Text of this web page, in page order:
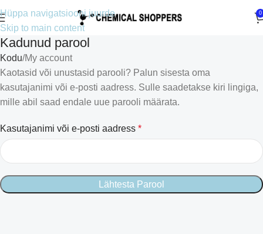
Hüppa navigatsiooni juurde
Skip to main content
0
Kadunud parool
Kodu My account
Kaotasid või unustasid parooli? Palun sisesta oma
kasutajanimi või e-posti aadress. Sulle saadetakse kiri lingiga,
mille abil saad endale uue parooli määrata.
Kasutajanimi või e-posti aadress *
Lähtesta Parool